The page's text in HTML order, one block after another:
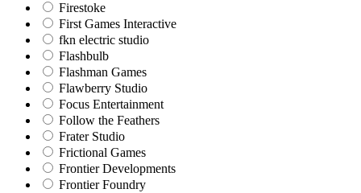
Firestoke
First Games Interactive
fkn electric studio
Flashbulb
Flashman Games
Flawberry Studio
Focus Entertainment
Follow the Feathers
Frater Studio
Frictional Games
Frontier Developments
Frontier Foundry